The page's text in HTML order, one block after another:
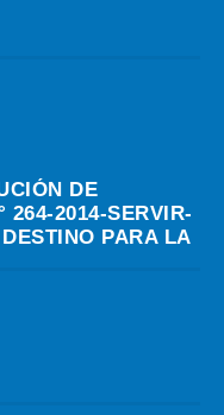
DE
264-2014-SERVIR-
PARA LA